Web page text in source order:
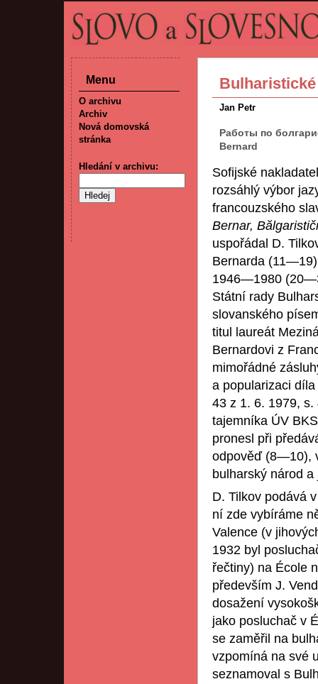
Jan Petr
Работы по
Bernard
Sofijské
rozsáhlý výbor
francouzského
Bernar,
uspořádal D.
Bernarda
1946—1980
Státní rady
slovanského
titul laureát
Bernardovi z
mimořádné
a popularizaci
43 z 1. 6. 1979,
tajemníka ÚV
pronesl při
odpověď (8—10),
bulharský národ
D. Tilkov podává
ní zde vybíráme
Valence (v
1932 byl
řečtiny) na École
především J.
dosažení
jako posluchač v
se zaměřil na
vzpomíná na své
seznamoval s
Menu
O archivu
Archiv
Nová domovská
stránka
Hledání v archivu: